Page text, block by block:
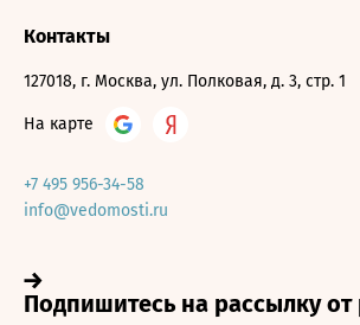
Контакты
127018, г. Москва, ул. Полковая, д. 3, стр. 1
На карте
+7 495 956-34-58
info@vedomosti.ru